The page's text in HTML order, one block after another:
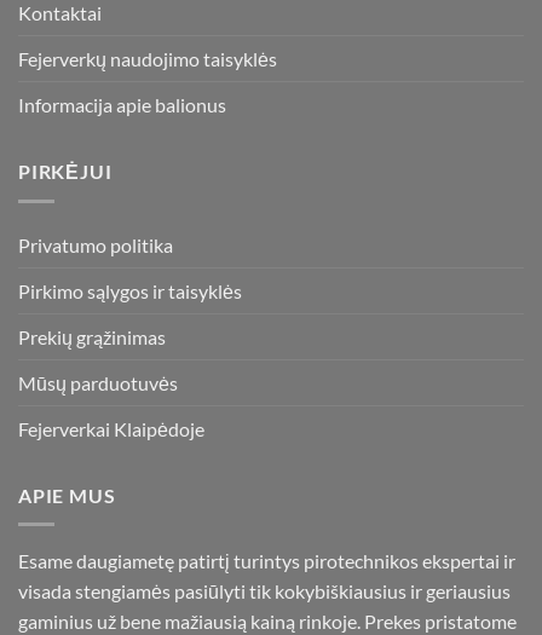
Kontaktai
Fejerverkų naudojimo taisyklės
Informacija apie balionus
PIRKĖJUI
Privatumo politika
Pirkimo sąlygos ir taisyklės
Prekių grąžinimas
Mūsų parduotuvės
Fejerverkai Klaipėdoje
APIE MUS
Esame daugiametę patirtį turintys pirotechnikos ekspertai ir
visada stengiamės pasiūlyti tik kokybiškiausius ir geriausius
gaminius už bene mažiausią kainą rinkoje. Prekes pristatome